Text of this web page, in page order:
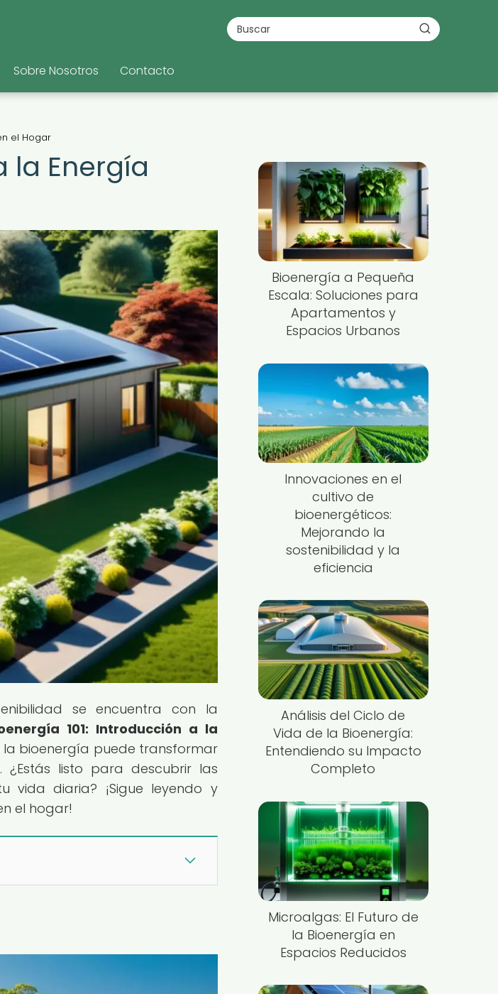
Sobre Nosotros Contacto
el Hogar
la Energía
se encuentra con la
101: Introducción a la
la bioenergía puede transformar
listo para descubrir las
vida diaria? ¡Sigue leyendo y
el hogar!
Bioenergía a Pequeña
Escala: Soluciones para
Apartamentos y
Espacios Urbanos
Innovaciones en el
cultivo de
bioenergéticos:
Mejorando la
sostenibilidad y la
eficiencia
Análisis del Ciclo de
Vida de la Bioenergía:
Entendiendo su Impacto
Completo
Microalgas: El Futuro de
la Bioenergía en
Espacios Reducidos